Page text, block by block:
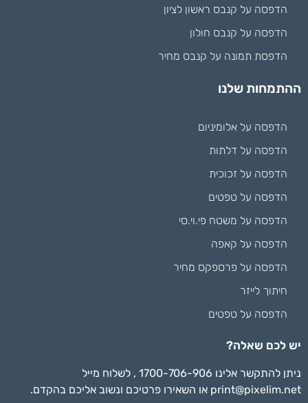
הדפסה על קנבס ראשון לציון
הדפסה על קנבס חולון
הדפסת תמונה על קנבס מחיר
ההתמחות שלנו
הדפסה על אלומיניום
הדפסה על דלתות
הדפסה על זכוכית
הדפסה על טפטים
הדפסה על משטח פי.וי.סי
הדפסה על קאפה
הדפסה על פרספקס מחיר
חיתוך לייזר
הדפסה על טפטים
יש לכם שאלה?
ניתן להתקשר אלינו 1700-706-906 , לשלוח מייל
print@pixelim.net או השאירו פרטיכם ונשוב אליכם בהקדם.